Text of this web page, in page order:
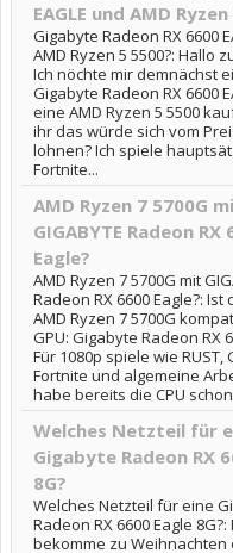
EAGLE und AMD
Gigabyte Radeon RX 6600
AMD Ryzen 5 5500?: Hallo
Ich nöchte mir demnächst
Gigabyte Radeon RX 6600
eine AMD Ryzen 5 5500
ihr das würde sich vom
lohnen? Ich spiele
Fortnite...
AMD Ryzen 7 5700G
GIGABYTE Radeon RX
Eagle?
AMD Ryzen 7 5700G mit
Radeon RX 6600 Eagle?: Ist
AMD Ryzen 7 5700G
GPU: Gigabyte Radeon RX
Für 1080p spiele wie RUST,
Fortnite und algemeine
habe bereits die CPU
Welches Netzteil für
Gigabyte Radeon RX
8G?
Welches Netzteil für eine
Radeon RX 6600 Eagle 8G?:
bekomme zu Weihnachten